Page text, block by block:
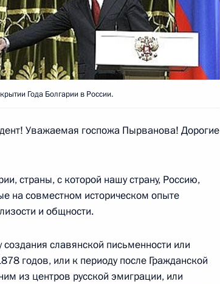
закон
Федерацией
обеспечении»
Года Болгарии в России.
Уважаемая госпожа Пырванова! Дорогие
страны, с которой нашу страну, Россию,
на совместном историческом опыте
и общности.
славянской письменности или
годов, или к периоду после Гражданской
из центров русской эмиграции, или